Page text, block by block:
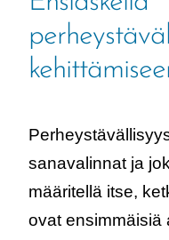
sanavalinnat ja
määritellä itse,
ovat ensimmäisiä